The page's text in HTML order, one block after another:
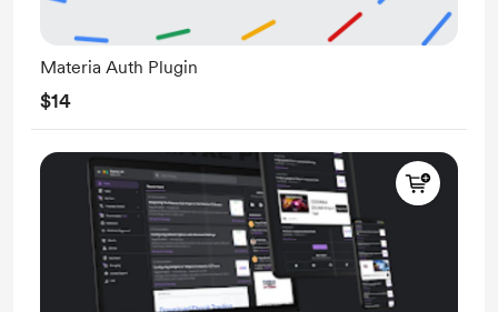
Materia Auth Plugin
$14